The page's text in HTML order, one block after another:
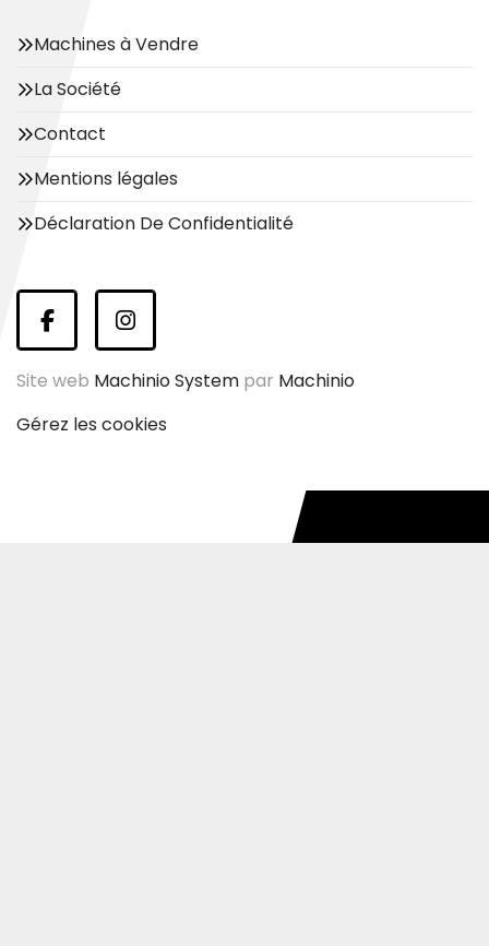
Machines à Vendre
La Société
Contact
Mentions légales
Déclaration De Confidentialité
facebookinstagram
Site web Machinio System par Machinio
Gérez les cookies